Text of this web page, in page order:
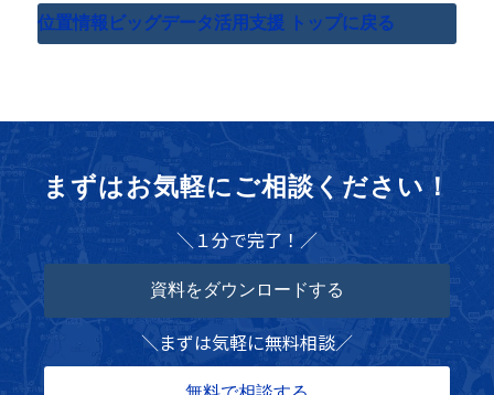
位置情報ビッグデータ活用支援 トップに戻る
まずはお気軽にご相談ください！
＼１分で完了！／
資料をダウンロードする
＼まずは気軽に無料相談／